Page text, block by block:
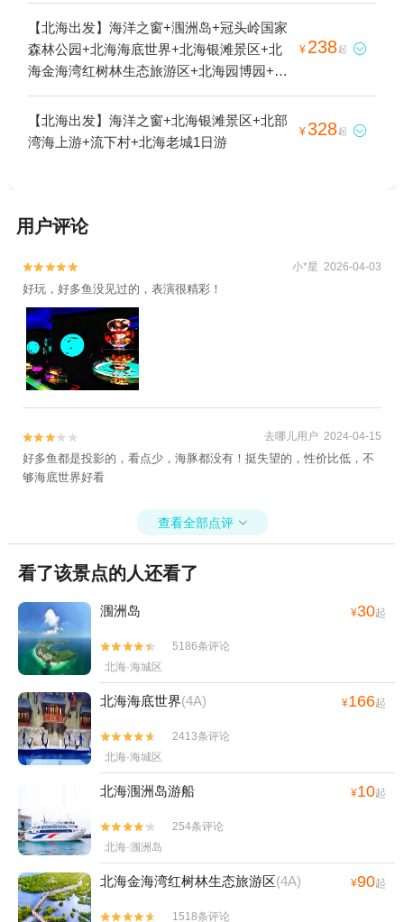
海+红树林天天赶海+北海涠洲岛游船+北海
环岛观光游+银基水世界+海丝首港景区+北
海冠头岭潜水基地+冠头岭水上娱乐基地·潜
【北海出发】海洋之窗+涠洲岛+冠头岭国家
森林公园+北海海底世界+北海银滩景区+北
海金海湾红树林生态旅游区+北海园博园+北
海老街+北海老城历史文化馆+北海海上豪华
观光游艇（北港邮）+外沙海鲜岛+银基水世
界+天隆三千海+冠头岭海滩1日游
¥ 238起 
【北海出发】海洋之窗+北海银滩景区+北部
湾海上游+流下村+北海老城1日游
¥328起 
用户评论

 小*星 2026-04-03
好玩，好多鱼没见过的，表演很精彩！

 去哪儿用户 2024-04-15
好多鱼都是投影的，看点少，海豚都没有！挺失望的，性价比低，不
够海底世界好看
查看全部点评 
看了该景点的人还看了
涠洲岛 ¥30起


5186条评论
北海·海城区
北海海底世界(4A) ¥166起


2413条评论
北海·海城区
北海涠洲岛游船 ¥10起


254条评论
北海·涠洲岛
北海金海湾红树林生态旅游区(4A) ¥90起

 1518条评论